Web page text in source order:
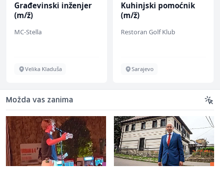
Građevinski inženjer
(m/ž)
MC-Stella
Velika Kladuša
Kuhinjski pomoćnik
(m/ž)
Restoran Golf Klub
Sarajevo
Možda vas zanima